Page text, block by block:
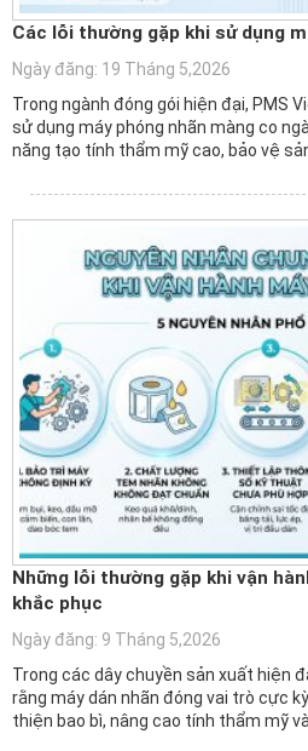
Các lỗi thường gặp khi sử dụng
Ngày đăng: 19 Tháng 5,2026
Trong ngành đóng gói hiện đại, PMS
sử dụng máy phóng nhãn màng co
năng tạo tính thẩm mỹ cao, bảo vệ
Những lỗi thường gặp khi vận
khắc phục
Ngày đăng: 9 Tháng 5,2026
Trong các dây chuyền sản xuất hiện
rằng máy dán nhãn đóng vai trò cực
thiện bao bì, nâng cao tính thẩm mỹ